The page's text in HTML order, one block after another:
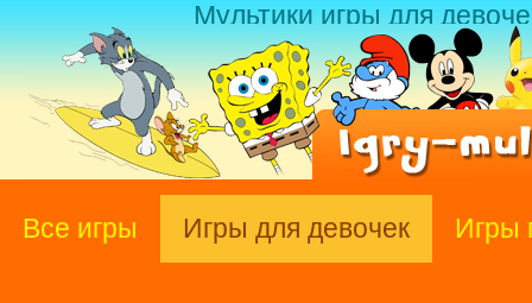
Мультики игры для
Все игры Игры для девочек Игры